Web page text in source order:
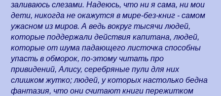
заливаюсь слезами. Надеюсь, что ни я сама, ни мои
дети, никогда не окажутся в мире-без-книг - самом
ужасном из миров. А ведь вокруг тысячи людей,
которые поддержали действия капитана, людей,
которые от шума падающего листочка способны
упасть в обморок, по-этому читать про
привидений, Алису, серебряные пули для них
слишком жутко; людей, у которых настолько бедна
фантазия, что они считают книги пережитком